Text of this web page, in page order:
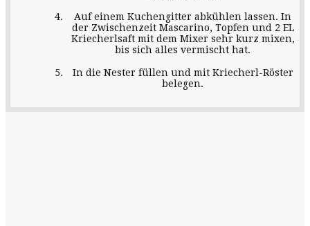
Auf einem Kuchengitter abkühlen lassen. In
der Zwischenzeit Mascarino, Topfen und 2 EL
Kriecherlsaft mit dem Mixer sehr kurz mixen,
bis sich alles vermischt hat.
In die Nester füllen und mit Kriecherl-Röster
belegen.